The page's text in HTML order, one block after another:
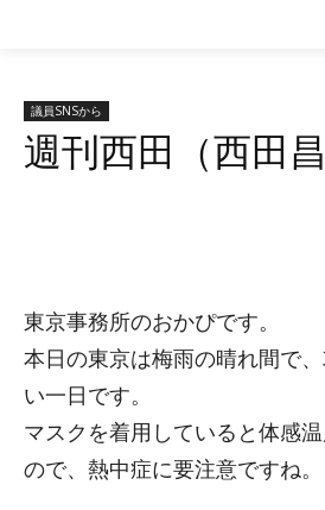
議員SNSから
週刊西田（西田昌
東京事務所のおかぴです。
本日の東京は梅雨の晴れ間で
い一日です。
マスクを着用していると体感
ので、熱中症に要注意ですね。